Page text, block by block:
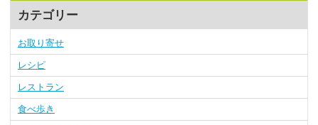
カテゴリー
お取り寄せ
レシピ
レストラン
食べ歩き